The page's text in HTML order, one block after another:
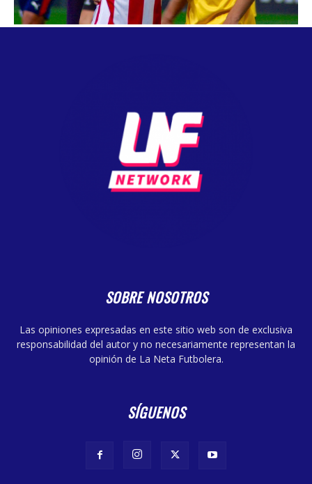
SOBRE NOSOTROS
Las opiniones expresadas en este sitio web son de exclusiva
responsabilidad del autor y no necesariamente representan la
opinión de La Neta Futbolera.
SÍGUENOS